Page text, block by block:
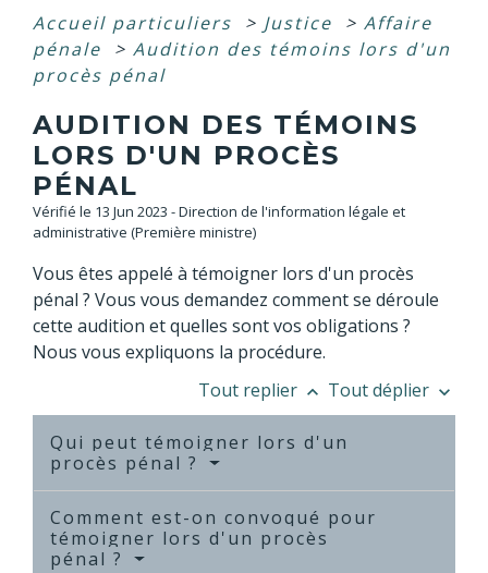
Accueil particuliers > Justice > Affaire
pénale
> Audition des témoins lors d'un
procès pénal
AUDITION DES TÉMOINS
LORS D'UN PROCÈS
PÉNAL
Vérifié le 13 Jun 2023 - Direction de l'information légale et
administrative (Première ministre)
Vous êtes appelé à témoigner lors d'un procès
pénal ? Vous vous demandez comment se déroule
cette audition et quelles sont vos obligations ?
Nous vous expliquons la procédure.
Tout replier keyboard_arrow_up Tout déplier keyboard_arrow_down
Qui peut témoigner lors d'un
procès pénal ?
Comment est-on convoqué pour
témoigner lors d'un procès
pénal ?